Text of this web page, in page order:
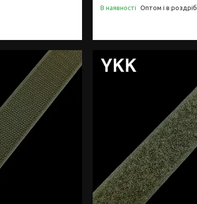
В наявності Оптом і в роздріб